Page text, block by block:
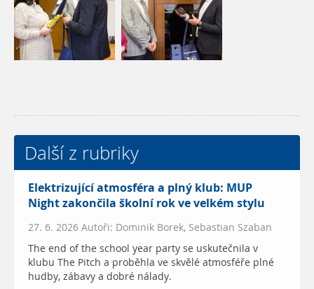
Další z rubriky
Elektrizující atmosféra a plný klub: MUP
Night zakončila školní rok ve velkém stylu
27. 6. 2026 Autoři: Dominik Borek, Sebastian Szaban
The end of the school year party se uskutečnila v
klubu The Pitch a proběhla ve skvělé atmosféře plné
hudby, zábavy a dobré nálady.